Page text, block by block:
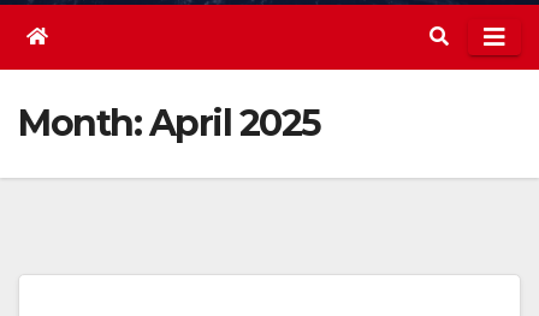
Month:April 2025